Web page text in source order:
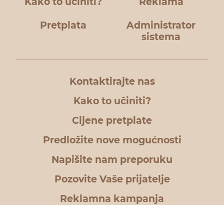
Pretplata
Administrator
sistema
Kontaktirajte nas
Kako to učiniti?
Cijene pretplate
Predložite nove mogućnosti
Napišite nam preporuku
Pozovite Vaše prijatelje
Reklamna kampanja